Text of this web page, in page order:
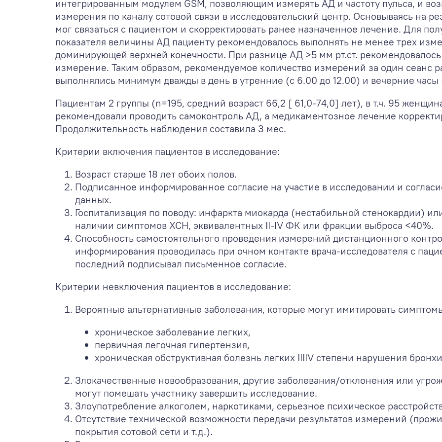
интегрированным модулем GSM, позволяющим измерять АД и частоту пульса, и
измерения по каналу сотовой связи в исследовательский центр. Основываясь на
мог связаться с пациентом и скорректировать ранее назначенное лечение. Для
показателя величины АД пациенту рекомендовалось выполнять не менее трех
доминирующей верхней конечности. При разнице АД >5 мм рт.ст.
измерение. Таким образом, рекомендуемое количество измерений за один сеанс
выполнялись минимум дважды в день в утренние (с 6.00 до 12.00) и вечерние часы
Пациентам 2 группы (n=195, средний возраст 66,2 [ 61,0-74,0] лет), в т.ч. 95
рекомендовали проводить самоконтроль АД, а медикаментозное лечение
Продолжительность наблюдения составила 3 мес.
Критерии включения пациентов в исследование:
Возраст старше 18 лет обоих полов.
Подписанное информированное согласие на участие в исследовании и
данных.
Госпитализация по поводу: инфаркта миокарда (нестабильной стенокардии)
наличии симптомов ХСН, эквивалентных II-IV ФК или фракции выброса <40%.
Способность самостоятельного проведения измерений дистанционного
информирования проводилась при очном контакте врача-исследователя с
последний подписывал письменное согласие.
Критерии невключения пациентов в исследование:
Вероятные альтернативные заболевания, которые могут имитировать
хроническое заболевание легких,
первичная легочная гипертензия,
хроническая обструктивная болезнь легких IIIIV степени нарушения
Злокачественные новообразования, другие заболевания/отклонения или
могут помешать участнику завершить исследование.
Злоупотребление алкоголем, наркотиками, серьезное психическое
Отсутствие технической возможности передачи результатов измерений
покрытия сотовой сети и т.д.).